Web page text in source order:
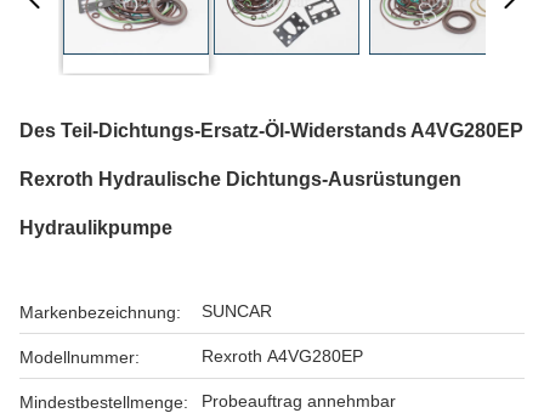
Des Teil-Dichtungs-Ersatz-Öl-Widerstands A4VG280EP
Rexroth Hydraulische Dichtungs-Ausrüstungen
Hydraulikpumpe
Markenbezeichnung: SUNCAR
Modellnummer: Rexroth A4VG280EP
Mindestbestellmenge: Probeauftrag annehmbar